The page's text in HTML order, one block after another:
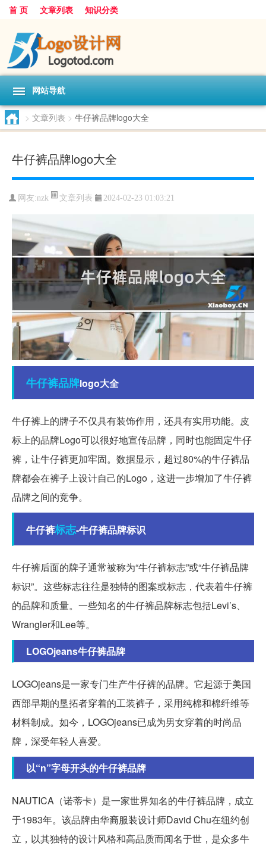
首 页 文章列表 知识分类
网站导航
> 文章列表 > 牛仔裤品牌logo大全
牛仔裤品牌logo大全
网友:nzk 文章列表 2024-02-23 01:03:21
牛仔裤品牌logo大全
牛仔裤上的牌子不仅具有装饰作用，还具有实用功能。皮
标上的品牌Logo可以很好地宣传品牌，同时也能固定牛仔
裤，让牛仔裤更加牢固。数据显示，超过80%的牛仔裤品
牌都会在裤子上设计自己的Logo，这进一步增加了牛仔裤
品牌之间的竞争。
牛仔裤标志-牛仔裤品牌标识
牛仔裤后面的牌子通常被称为“牛仔裤标志”或“牛仔裤品牌
标识”。这些标志往往是独特的图案或标志，代表着牛仔裤
的品牌和质量。一些知名的牛仔裤品牌标志包括Levi’s、
Wrangler和Lee等。
LOGOjeans牛仔裤品牌
LOGOjeans是一家专门生产牛仔裤的品牌。它起源于美国
西部早期的垦拓者穿着的工装裤子，采用纯棉和棉纤维等
材料制成。如今，LOGOjeans已成为男女穿着的时尚品
牌，深受年轻人喜爱。
以“n”字母开头的牛仔裤品牌
NAUTICA（诺蒂卡）是一家世界知名的牛仔裤品牌，成立
于1983年。该品牌由华裔服装设计师David Chu在纽约创
立，以其独特的设计风格和高品质而闻名于世，是众多牛